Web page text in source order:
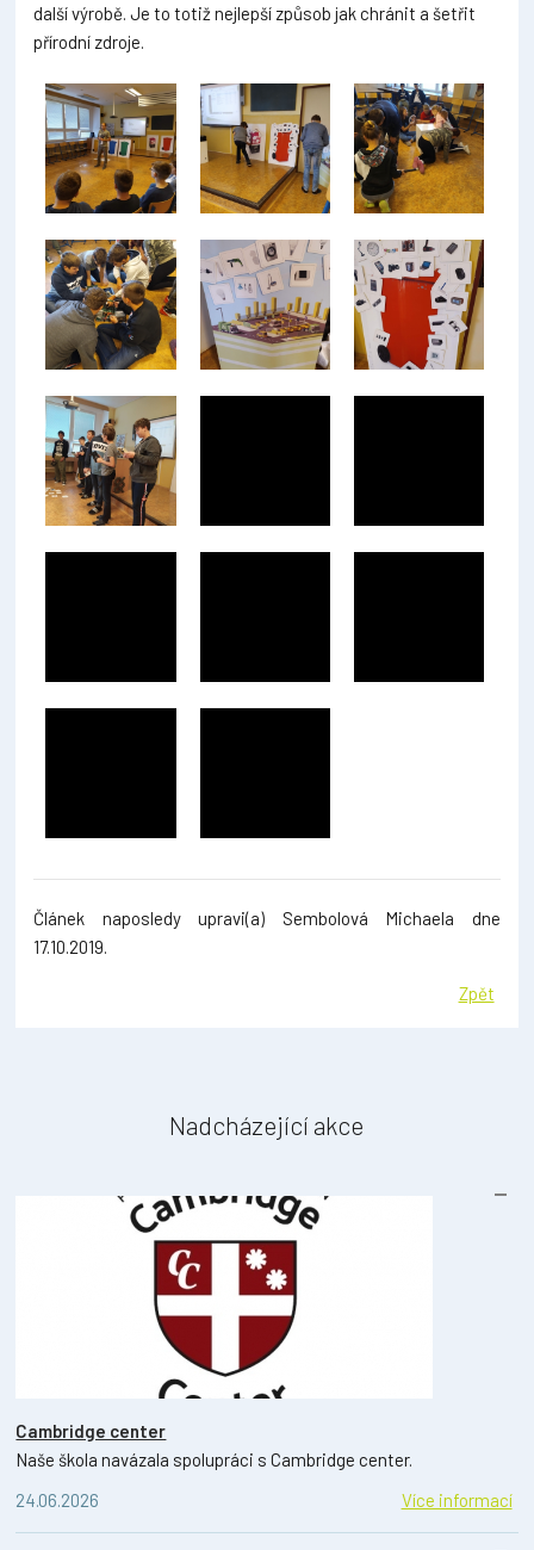
další výrobě. Je to totiž nejlepší způsob jak chránit a šetřit
přírodní zdroje.
Článek naposledy upravi(a) Sembolová Michaela dne
17.10.2019.
Zpět
Nadcházející akce
Cambridge center
Naše škola navázala spolupráci s Cambridge center.
24.06.2026
Více informací